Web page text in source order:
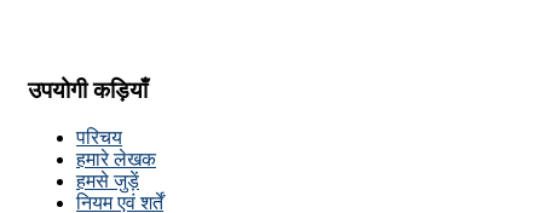
उपयोगी कड़ियाँ
परिचय
हमारे लेखक
हमसे जुड़ें
नियम एवं शर्तें